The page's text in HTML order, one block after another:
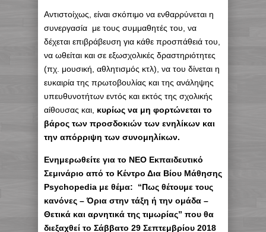
Αντιστοίχως, είναι σκόπιμο να ενθαρρύνεται η
συνεργασία με τους συμμαθητές του, να
δέχεται επιβράβευση για κάθε προσπάθειά του,
να ωθείται και σε εξωσχολικές δραστηριότητες
(πχ. μουσική, αθλητισμός κτλ), να του δίνεται η
ευκαιρία της πρωτοβουλίας και της ανάληψης
υπευθυνοτήτων εντός και εκτός της σχολικής
αίθουσας και, κυρίως να μη φορτώνεται το
βάρος των προσδοκιών των ενηλίκων και
την απόρριψη των συνομηλίκων.
Ενημερωθείτε για το ΝΕΟ Εκπαιδευτικό
Σεμινάριο από το Κέντρο Δια Βίου Μάθησης
Psychopedia με θέμα: “Πως θέτουμε τους
κανόνες – Όρια στην τάξη ή την ομάδα –
Θετικά και αρνητικά της τιμωρίας” που θα
διεξαχθεί το Σάββατο 29 Σεπτεμβρίου 2018